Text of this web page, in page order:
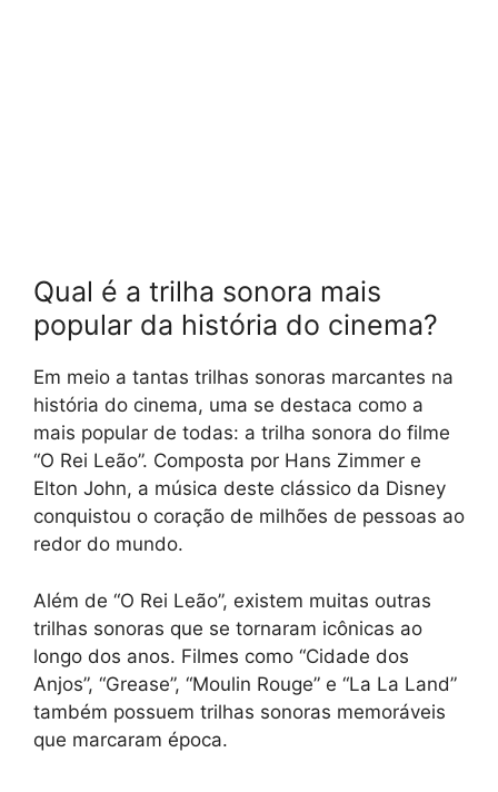
Qual é a trilha sonora mais
popular da história do cinema?
Em meio a tantas trilhas sonoras marcantes na
história do cinema, uma se destaca como a
mais popular de todas: a trilha sonora do filme
“O Rei Leão”. Composta por Hans Zimmer e
Elton John, a música deste clássico da Disney
conquistou o coração de milhões de pessoas ao
redor do mundo.
Além de “O Rei Leão”, existem muitas outras
trilhas sonoras que se tornaram icônicas ao
longo dos anos. Filmes como “Cidade dos
Anjos”, “Grease”, “Moulin Rouge” e “La La Land”
também possuem trilhas sonoras memoráveis
que marcaram época.